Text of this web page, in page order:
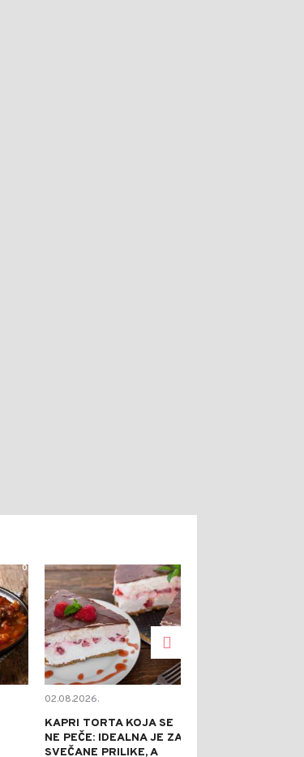
0
02.08.2026.
KAPRI TORTA KOJA SE
NE PEČE: IDEALNA JE ZA
SVEČANE PRILIKE, A